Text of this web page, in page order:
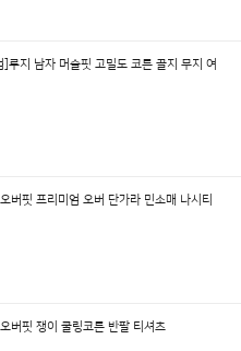
지 남자 머슬핏 고밀도 코튼 골지 무지 여
버핏 프리미엄 오버 단가라 민소매 나시티
버핏 쟁이 쿨링코튼 반팔 티셔츠